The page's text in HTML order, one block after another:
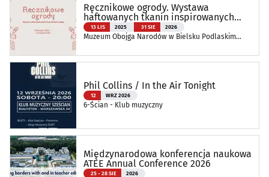
Ręcznikowe ogrody. Wystawa
haftowanych tkanin inspirowanych
naturą
13 LIS 2025 31 SIE 2026
Muzeum Obojga Narodów w Bielsku Podlaskim
Phil Collins / In the Air Tonight
12 WRZ 2026
6-Ścian - Klub muzyczny
Międzynarodowa konferencja naukowa
ATEE Annual Conference 2026
25 - 28 SIE 2026